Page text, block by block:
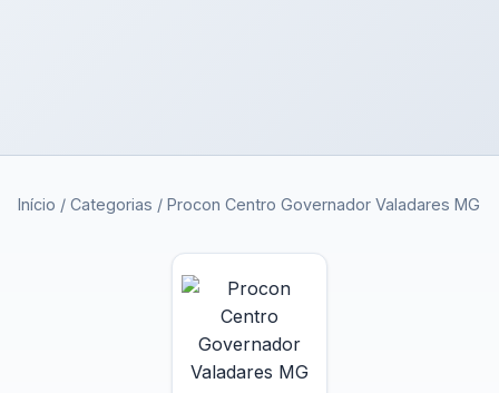
Início / Categorias / Procon Centro Governador Valadares MG